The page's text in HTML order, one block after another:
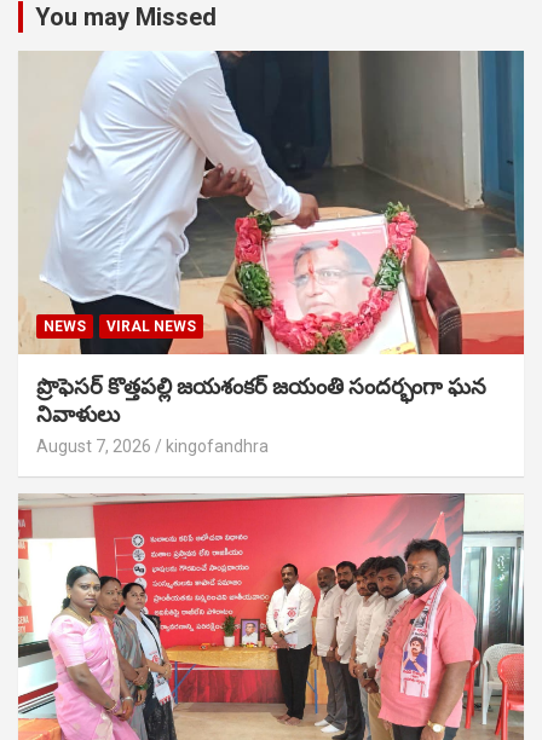
You may Missed
NEWS VIRAL NEWS
ప్రొఫెసర్ కొత్తపల్లి జయశంకర్ జయంతి సందర్భంగా ఘన
నివాళులు
August 7, 2026 kingofandhra